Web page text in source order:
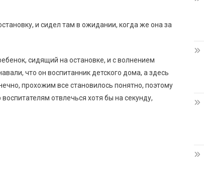
и сидел там в ожидании, когда же она за
сидящий на остановке, и с волнением
что он воспитанник детского дома, а здесь
прохожим все становилось понятно, поэтому
отвлечься хотя бы на секунду,